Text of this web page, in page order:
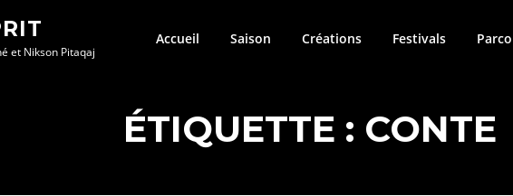
et Nikson Pitaqaj
Accueil Saison Créations Festivals
ÉTIQUETTE : CONTE